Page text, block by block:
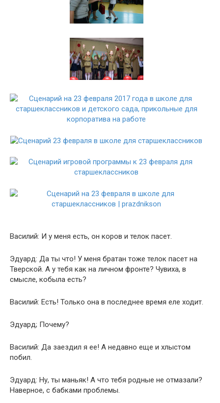
Василий: И у меня есть, он коров и телок пасет.
Эдуард: Да ты что! У меня братан тоже телок пасет на
Тверской. А у тебя как на личном фронте? Чувиха, в
смысле, кобыла есть?
Василий: Есть! Только она в последнее время еле ходит.
Эдуард; Почему?
Василий: Да заездил я ее! А недавно еще и хлыстом
побил.
Эдуард: Ну, ты маньяк! А что тебя родные не отмазали?
Наверное, с бабками проблемы.